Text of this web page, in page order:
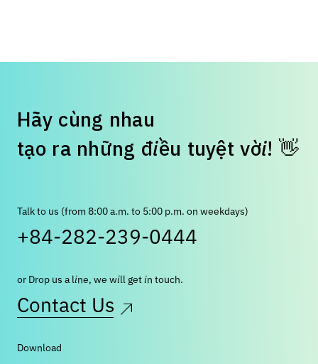
Hãy cùng nhau
tạo ra những điều tuyệt vời! 👋
Talk to us (from 8:00 a.m. to 5:00 p.m. on weekdays)
+84-282-239-0444
or Drop us a line, we will get in touch.
Contact Us
Download